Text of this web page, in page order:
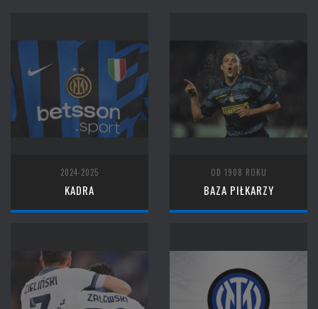
2024-2025
KADRA
OD 1908 ROKU
BAZA PIŁKARZY